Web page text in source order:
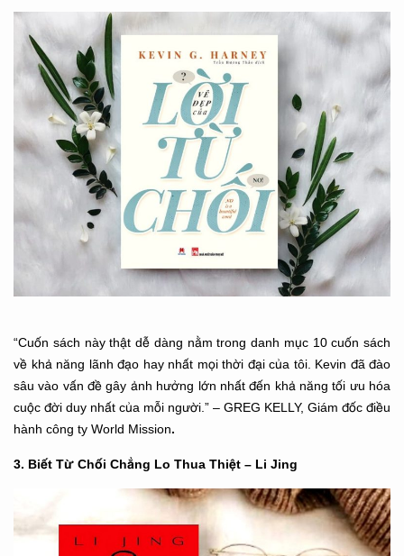
“Cuốn sách này thật dễ dàng nằm trong danh mục 10 cuốn sách
về khả năng lãnh đạo hay nhất mọi thời đại của tôi. Kevin đã đào
sâu vào vấn đề gây ảnh hưởng lớn nhất đến khả năng tối ưu hóa
cuộc đời duy nhất của mỗi người.” – GREG KELLY, Giám đốc điều
hành công ty World Mission.
3. Biết Từ Chối Chẳng Lo Thua Thiệt – Li Jing